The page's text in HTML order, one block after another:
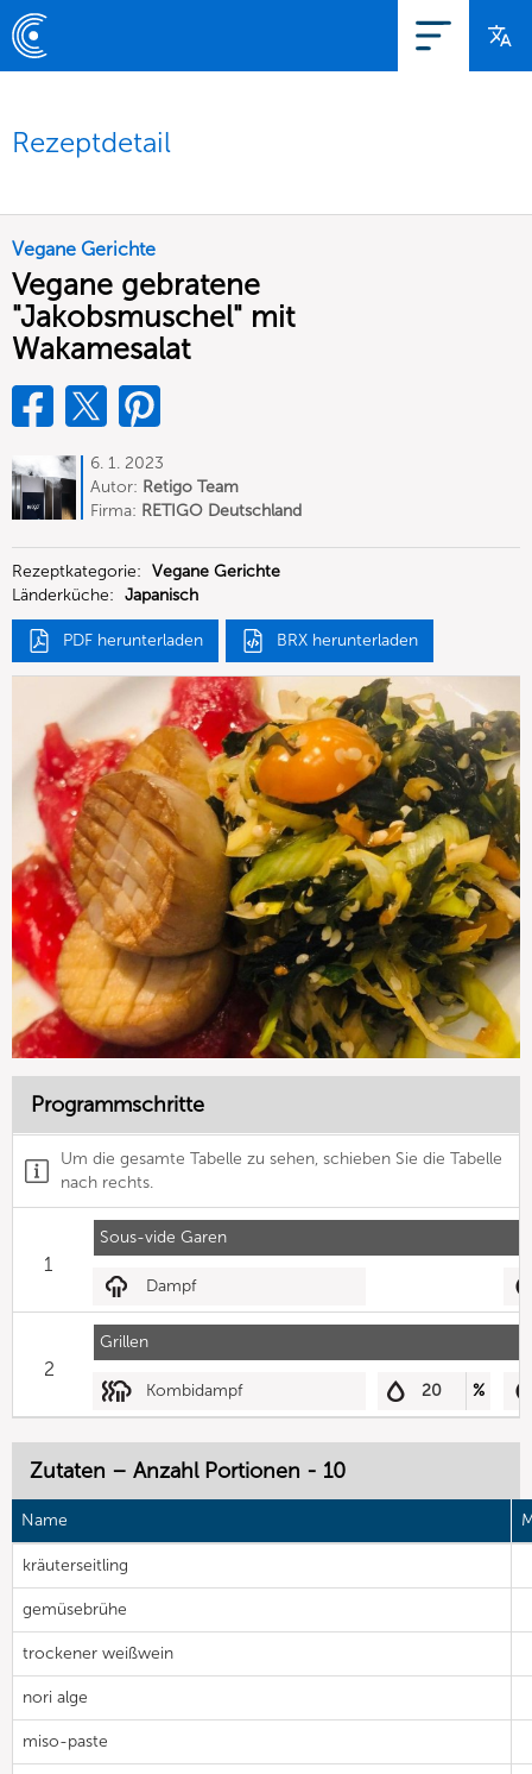
Rezeptdetail
Vegane Gerichte
Vegane gebratene
"Jakobsmuschel" mit
Wakamesalat
6. 1. 2023
Autor: Retigo Team
Deutschland
Firma: RETIGO Deutschland
Rezeptkategorie: Vegane Gerichte
Länderküche: Japanisch
PDF herunterladen BRX herunterladen
Programmschritte
Um die gesamte Tabelle zu sehen, schieben Sie die Tabelle
nach rechts.
Sous-vide Garen
1
Dampf
Grillen
2
Kombidampf 20 %
Zutaten – Anzahl Portionen - 10
Name
kräuterseitling
gemüsebrühe
trockener weißwein
nori alge
miso-paste